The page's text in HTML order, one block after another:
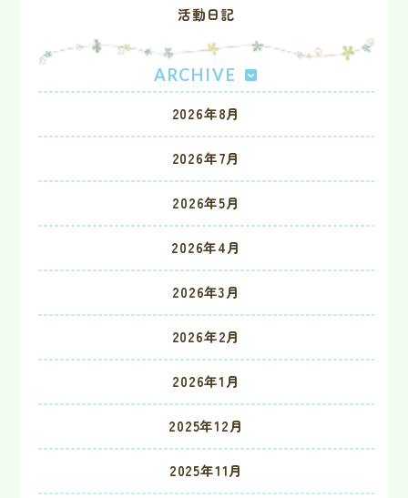
活動日記
ARCHIVE
2026年8月
2026年7月
2026年5月
2026年4月
2026年3月
2026年2月
2026年1月
2025年12月
2025年11月